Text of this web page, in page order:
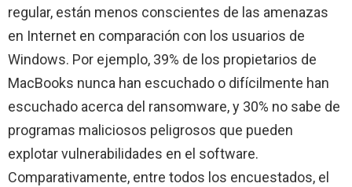
regular, están menos conscientes de las amenazas
en Internet en comparación con los usuarios de
Windows. Por ejemplo, 39% de los propietarios de
MacBooks nunca han escuchado o difícilmente han
escuchado acerca del ransomware, y 30% no sabe de
programas maliciosos peligrosos que pueden
explotar vulnerabilidades en el software.
Comparativamente, entre todos los encuestados, el